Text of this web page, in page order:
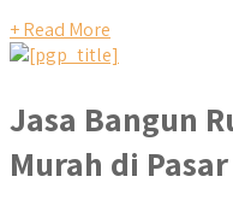
+ Read More
Jasa Bangun
Murah di